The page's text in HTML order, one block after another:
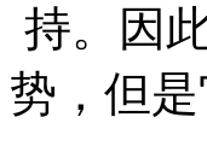
持。因
势，但